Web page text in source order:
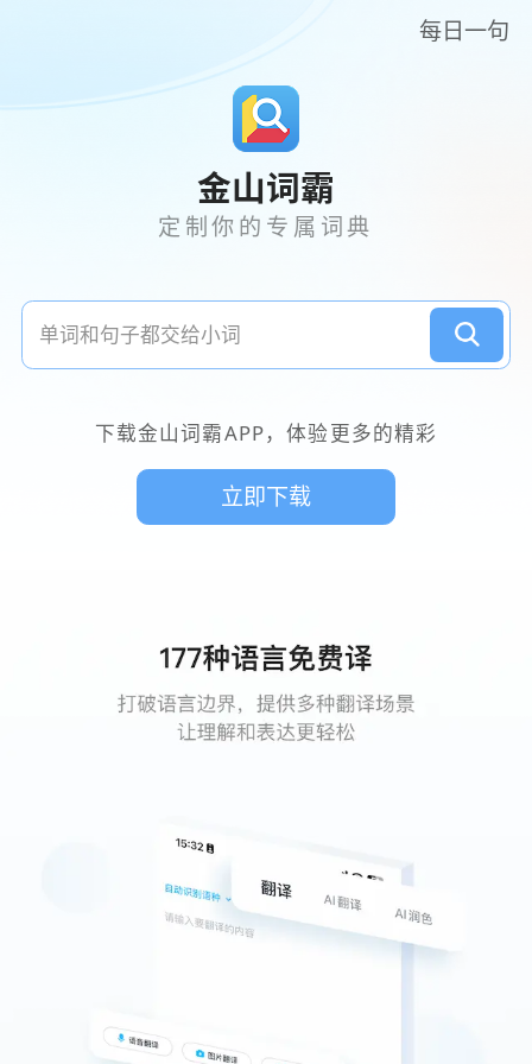
每日一句
金山词霸
定制你的专属词典
下载金山词霸APP，体验更多的精彩
立即下载